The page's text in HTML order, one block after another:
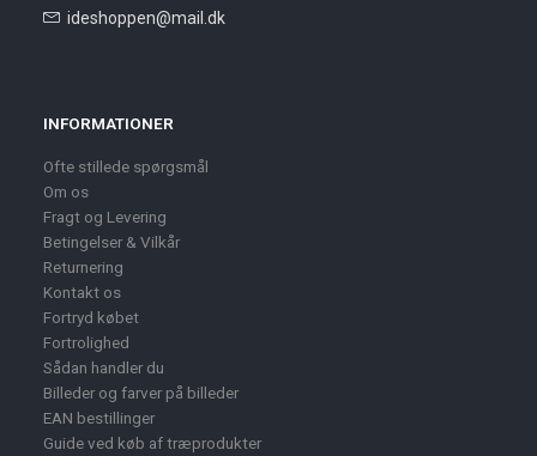
ideshoppen@mail.dk
INFORMATIONER
Ofte stillede spørgsmål
Om os
Fragt og Levering
Betingelser & Vilkår
Returnering
Kontakt os
Fortryd købet
Fortrolighed
Sådan handler du
Billeder og farver på billeder
EAN bestillinger
Guide ved køb af træprodukter